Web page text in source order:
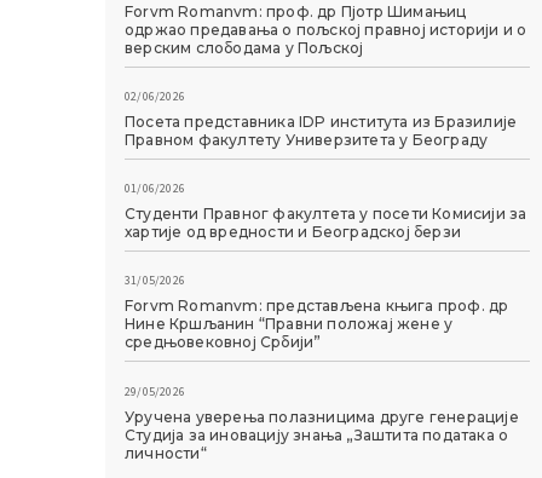
Forvm Romanvm: проф. др Пјотр Шимањиц
одржао предавања о пољској правној историји и о
верским слободама у Пољској
02/06/2026
Посета представника IDP института из Бразилије
Правном факултету Универзитета у Београду
01/06/2026
Студенти Правног факултета у посети Комисији за
хартије од вредности и Београдској берзи
31/05/2026
Forvm Romanvm: представљена књига проф. др
Нине Кршљанин “Правни положај жене у
средњовековној Србији”
29/05/2026
Уручена уверења полазницима друге генерације
Студија за иновацију знања „Заштита података о
личности“